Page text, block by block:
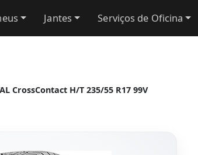
Jantes Serviços de Oficina
CrossContact H/T 235/55 R17 99V